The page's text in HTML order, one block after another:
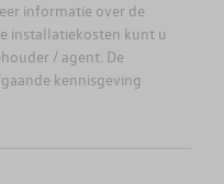
informatie over de
installatiekosten kunt u
/ agent. De
kennisgeving